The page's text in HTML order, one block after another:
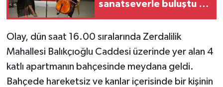
sanatseverle buluştu /
Olay, dün saat 16.00 sıralarında Zerdalilik
Mahallesi Balıkçıoğlu Caddesi üzerinde yer alan 4
katlı apartmanın bahçesinde meydana geldi.
Bahçede hareketsiz ve kanlar içerisinde bir kişinin